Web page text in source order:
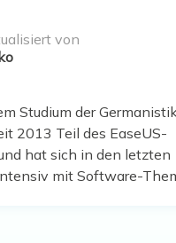
von
Studium der
2013 Teil des EaseUS-
hat sich in den letzten
mit Software-